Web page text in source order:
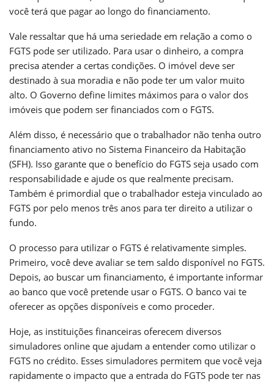
você terá que pagar ao longo do financiamento.
Vale ressaltar que há uma seriedade em relação a como o
FGTS pode ser utilizado. Para usar o dinheiro, a compra
precisa atender a certas condições. O imóvel deve ser
destinado à sua moradia e não pode ter um valor muito
alto. O Governo define limites máximos para o valor dos
imóveis que podem ser financiados com o FGTS.
Além disso, é necessário que o trabalhador não tenha outro
financiamento ativo no Sistema Financeiro da Habitação
(SFH). Isso garante que o benefício do FGTS seja usado com
responsabilidade e ajude os que realmente precisam.
Também é primordial que o trabalhador esteja vinculado ao
FGTS por pelo menos três anos para ter direito a utilizar o
fundo.
O processo para utilizar o FGTS é relativamente simples.
Primeiro, você deve avaliar se tem saldo disponível no FGTS.
Depois, ao buscar um financiamento, é importante informar
ao banco que você pretende usar o FGTS. O banco vai te
oferecer as opções disponíveis e como proceder.
Hoje, as instituições financeiras oferecem diversos
simuladores online que ajudam a entender como utilizar o
FGTS no crédito. Esses simuladores permitem que você veja
rapidamente o impacto que a entrada do FGTS pode ter nas